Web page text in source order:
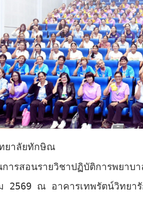
ยาลัยทักษิณ
ารสอนรายวิชาปฏิบัติการพยา
2569 ณ อาคารเทพรัตน์วิทย